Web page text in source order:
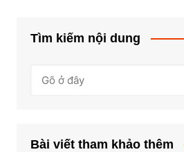
Tìm kiếm nội dung
Bài viết tham khảo thêm